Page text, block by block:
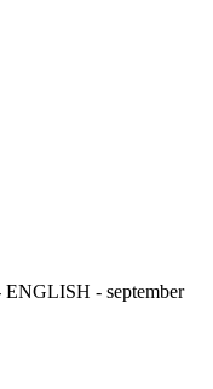
- september